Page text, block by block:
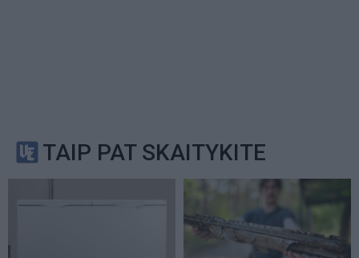
TAIP PAT SKAITYKITE